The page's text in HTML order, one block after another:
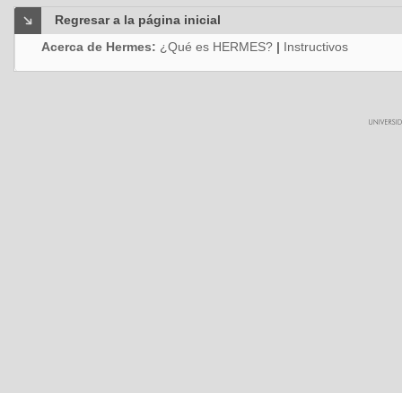
Regresar a la página inicial
Acerca de Hermes: ¿Qué es HERMES? | Instructivos